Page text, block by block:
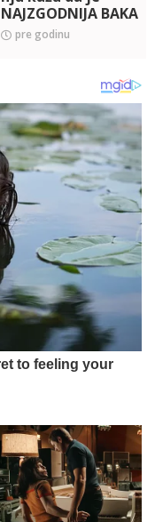
NAJZGODNIJA BAKA
(50) na našoj
estradi: Kad se
MEDALJU (FOTO)
pre godinu